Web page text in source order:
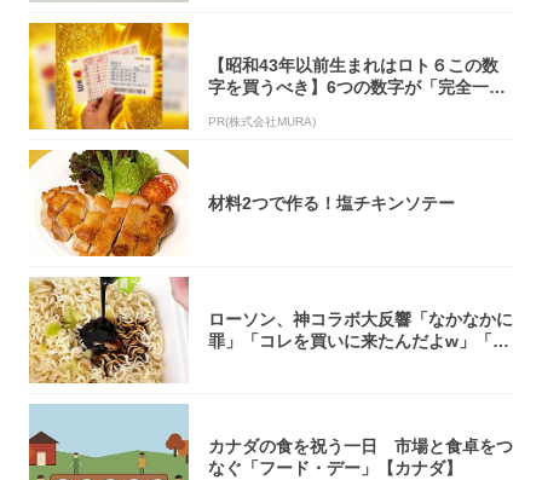
【昭和43年以前生まれはロト６この数
字を買うべき】6つの数字が「完全一
PR(株式会社MURA)
材料2つで作る！塩チキンソテー
ローソン、神コラボ大反響「なかなかに
罪」「コレを買いに来たんだよw」「３
カナダの食を祝う一日 市場と食卓をつ
なぐ「フード・デー」【カナダ】